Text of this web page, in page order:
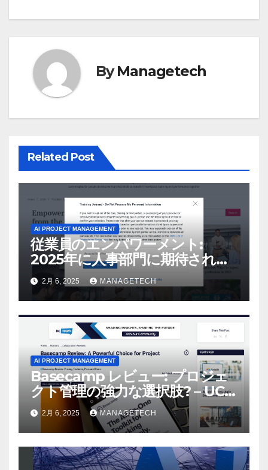
ー
シ
ByManagetech
Related Post
AI PROJECT MANAGEMENT
従業員のエンパワーメント:
2025年に人事部門に期待される
こと –
2月 6, 2025 MANAGETECH
AI PROJECT MANAGEMENT
Basecamp レビュー: プロジェ
クト管理の強力な選択肢? – UC
Today
2月 6, 2025 MANAGETECH